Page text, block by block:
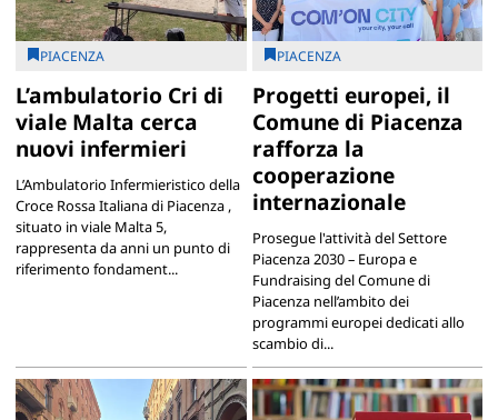
PIACENZA
L’ambulatorio Cri di
viale Malta cerca
nuovi infermieri
L’Ambulatorio Infermieristico della
Croce Rossa Italiana di Piacenza ,
situato in viale Malta 5,
rappresenta da anni un punto di
riferimento fondament...
PIACENZA
Progetti europei, il
Comune di Piacenza
rafforza la
cooperazione
internazionale
Prosegue l'attività del Settore
Piacenza 2030 – Europa e
Fundraising del Comune di
Piacenza nell’ambito dei
programmi europei dedicati allo
scambio di...